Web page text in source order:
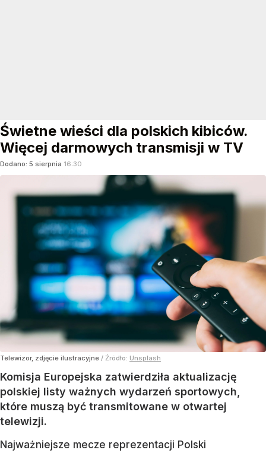
Świetne wieści dla polskich kibiców.
Więcej darmowych transmisji w TV
Dodano: 5 sierpnia 16:30
Telewizor, zdjęcie ilustracyjne / Źródło: Unsplash
Komisja Europejska zatwierdziła aktualizację
polskiej listy ważnych wydarzeń sportowych,
które muszą być transmitowane w otwartej
telewizji.
Najważniejsze mecze reprezentacji Polski